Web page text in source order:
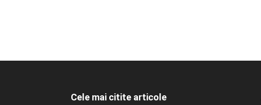
Cele mai citite articole